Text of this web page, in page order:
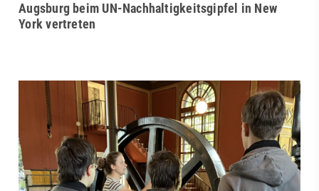
Augsburg beim UN-Nachhaltigkeitsgipfel in New
York vertreten